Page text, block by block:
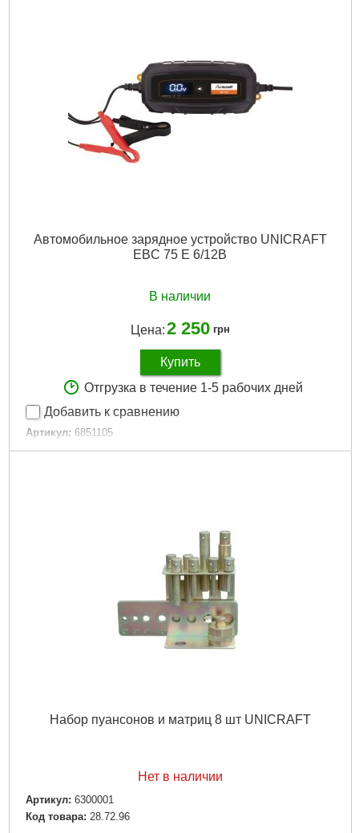
Автомобильное зарядное устройство UNICRAFT
EBC 75 E 6/12В
В наличии
Цена:2 250 грн
Купить
Отгрузка в течение 1-5 рабочих дней
Добавить к сравнению
Артикул: 6851105
Код товара: 30.69.28
Набор пуансонов и матриц 8 шт UNICRAFT
Нет в наличии
Артикул: 6300001
Код товара: 28.72.96